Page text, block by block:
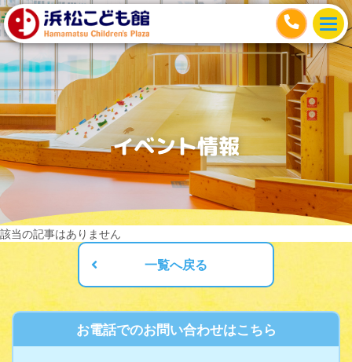
イベント情報
該当の記事はありません
一覧へ戻る
お電話でのお問い合わせはこちら